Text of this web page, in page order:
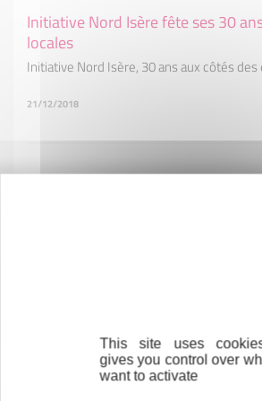
Initiative Nord Isère fête ses 30
locales
Initiative Nord Isère, 30 ans aux côtés
21/12/2018
Initiative Nord Isère : un impact
Initiative Nord Isère : un partenaire
Dauphiné Libéré
This site uses
gives you control over
want to activate